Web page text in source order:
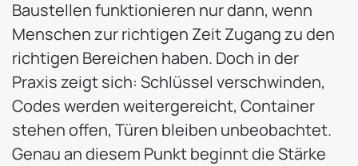
Baustellen funktionieren nur dann, wenn
Menschen zur richtigen Zeit Zugang zu den
richtigen Bereichen haben. Doch in der
Praxis zeigt sich: Schlüssel verschwinden,
Codes werden weitergereicht, Container
stehen offen, Türen bleiben unbeobachtet.
Genau an diesem Punkt beginnt die Stärke